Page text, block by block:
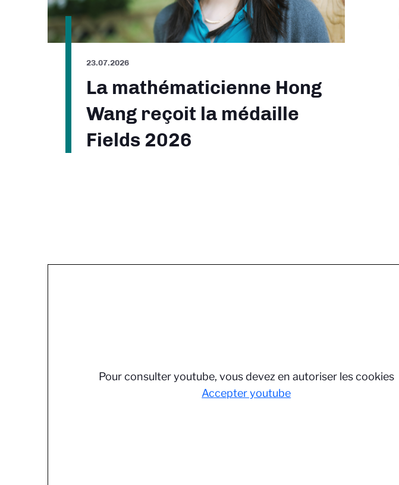
23.07.2026
La mathématicienne Hong
Wang reçoit la médaille
Fields 2026
Pour consulter youtube, vous devez en autoriser les cookies
Accepter youtube